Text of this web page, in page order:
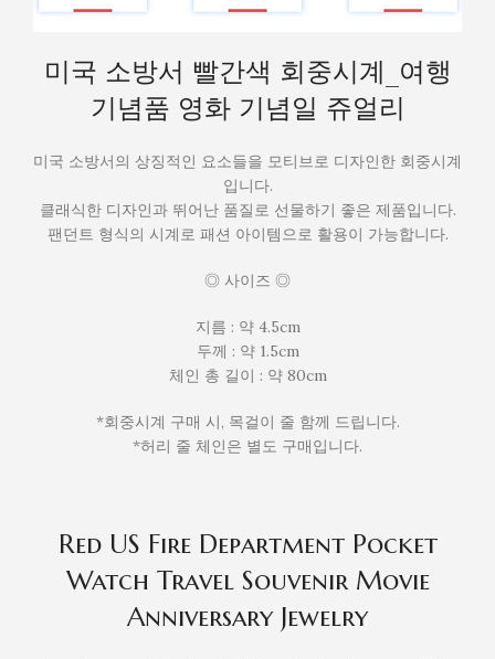
미국 소방서 빨간색 회중시계_여행
기념품 영화 기념일 쥬얼리
미국 소방서의 상징적인 요소들을 모티브로 디자인한 회중시계
입니다.
클래식한 디자인과 뛰어난 품질로 선물하기 좋은 제품입니다.
팬던트 형식의 시계로 패션 아이템으로 활용이 가능합니다.
◎ 사이즈 ◎
지름 : 약 4.5cm
두께 : 약 1.5cm
체인 총 길이 : 약 80cm
*회중시계 구매 시, 목걸이 줄 함께 드립니다.
*허리 줄 체인은 별도 구매입니다.
Red US Fire Department Pocket
Watch Travel Souvenir Movie
Anniversary Jewelry